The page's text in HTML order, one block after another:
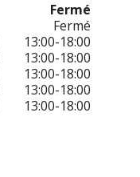
Fermé
Fermé
13:00-18:00
13:00-18:00
13:00-18:00
13:00-18:00
13:00-18:00